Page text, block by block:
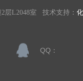
层L2048室 技术支持：
QQ：